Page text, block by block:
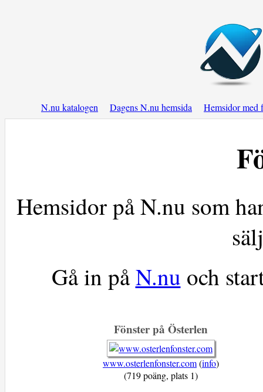
N.nu katalogen Dagens N.nu hemsida Hemsidor med
Hemsidor på N.nu som
Gå in påN.nu och
Fönster på Österlen
www.osterlenfonster.com(info)
(719 poäng, plats 1)